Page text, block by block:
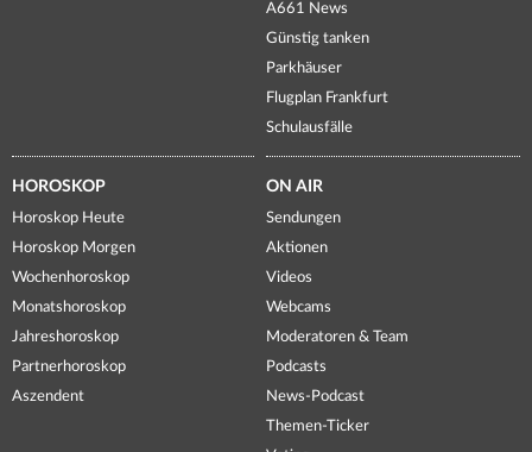
A661 News
Günstig tanken
Parkhäuser
Flugplan Frankfurt
Schulausfälle
HOROSKOP
Horoskop Heute
Horoskop Morgen
Wochenhoroskop
Monatshoroskop
Jahreshoroskop
Partnerhoroskop
Aszendent
ON AIR
Sendungen
Aktionen
Videos
Webcams
Moderatoren & Team
Podcasts
News-Podcast
Themen-Ticker